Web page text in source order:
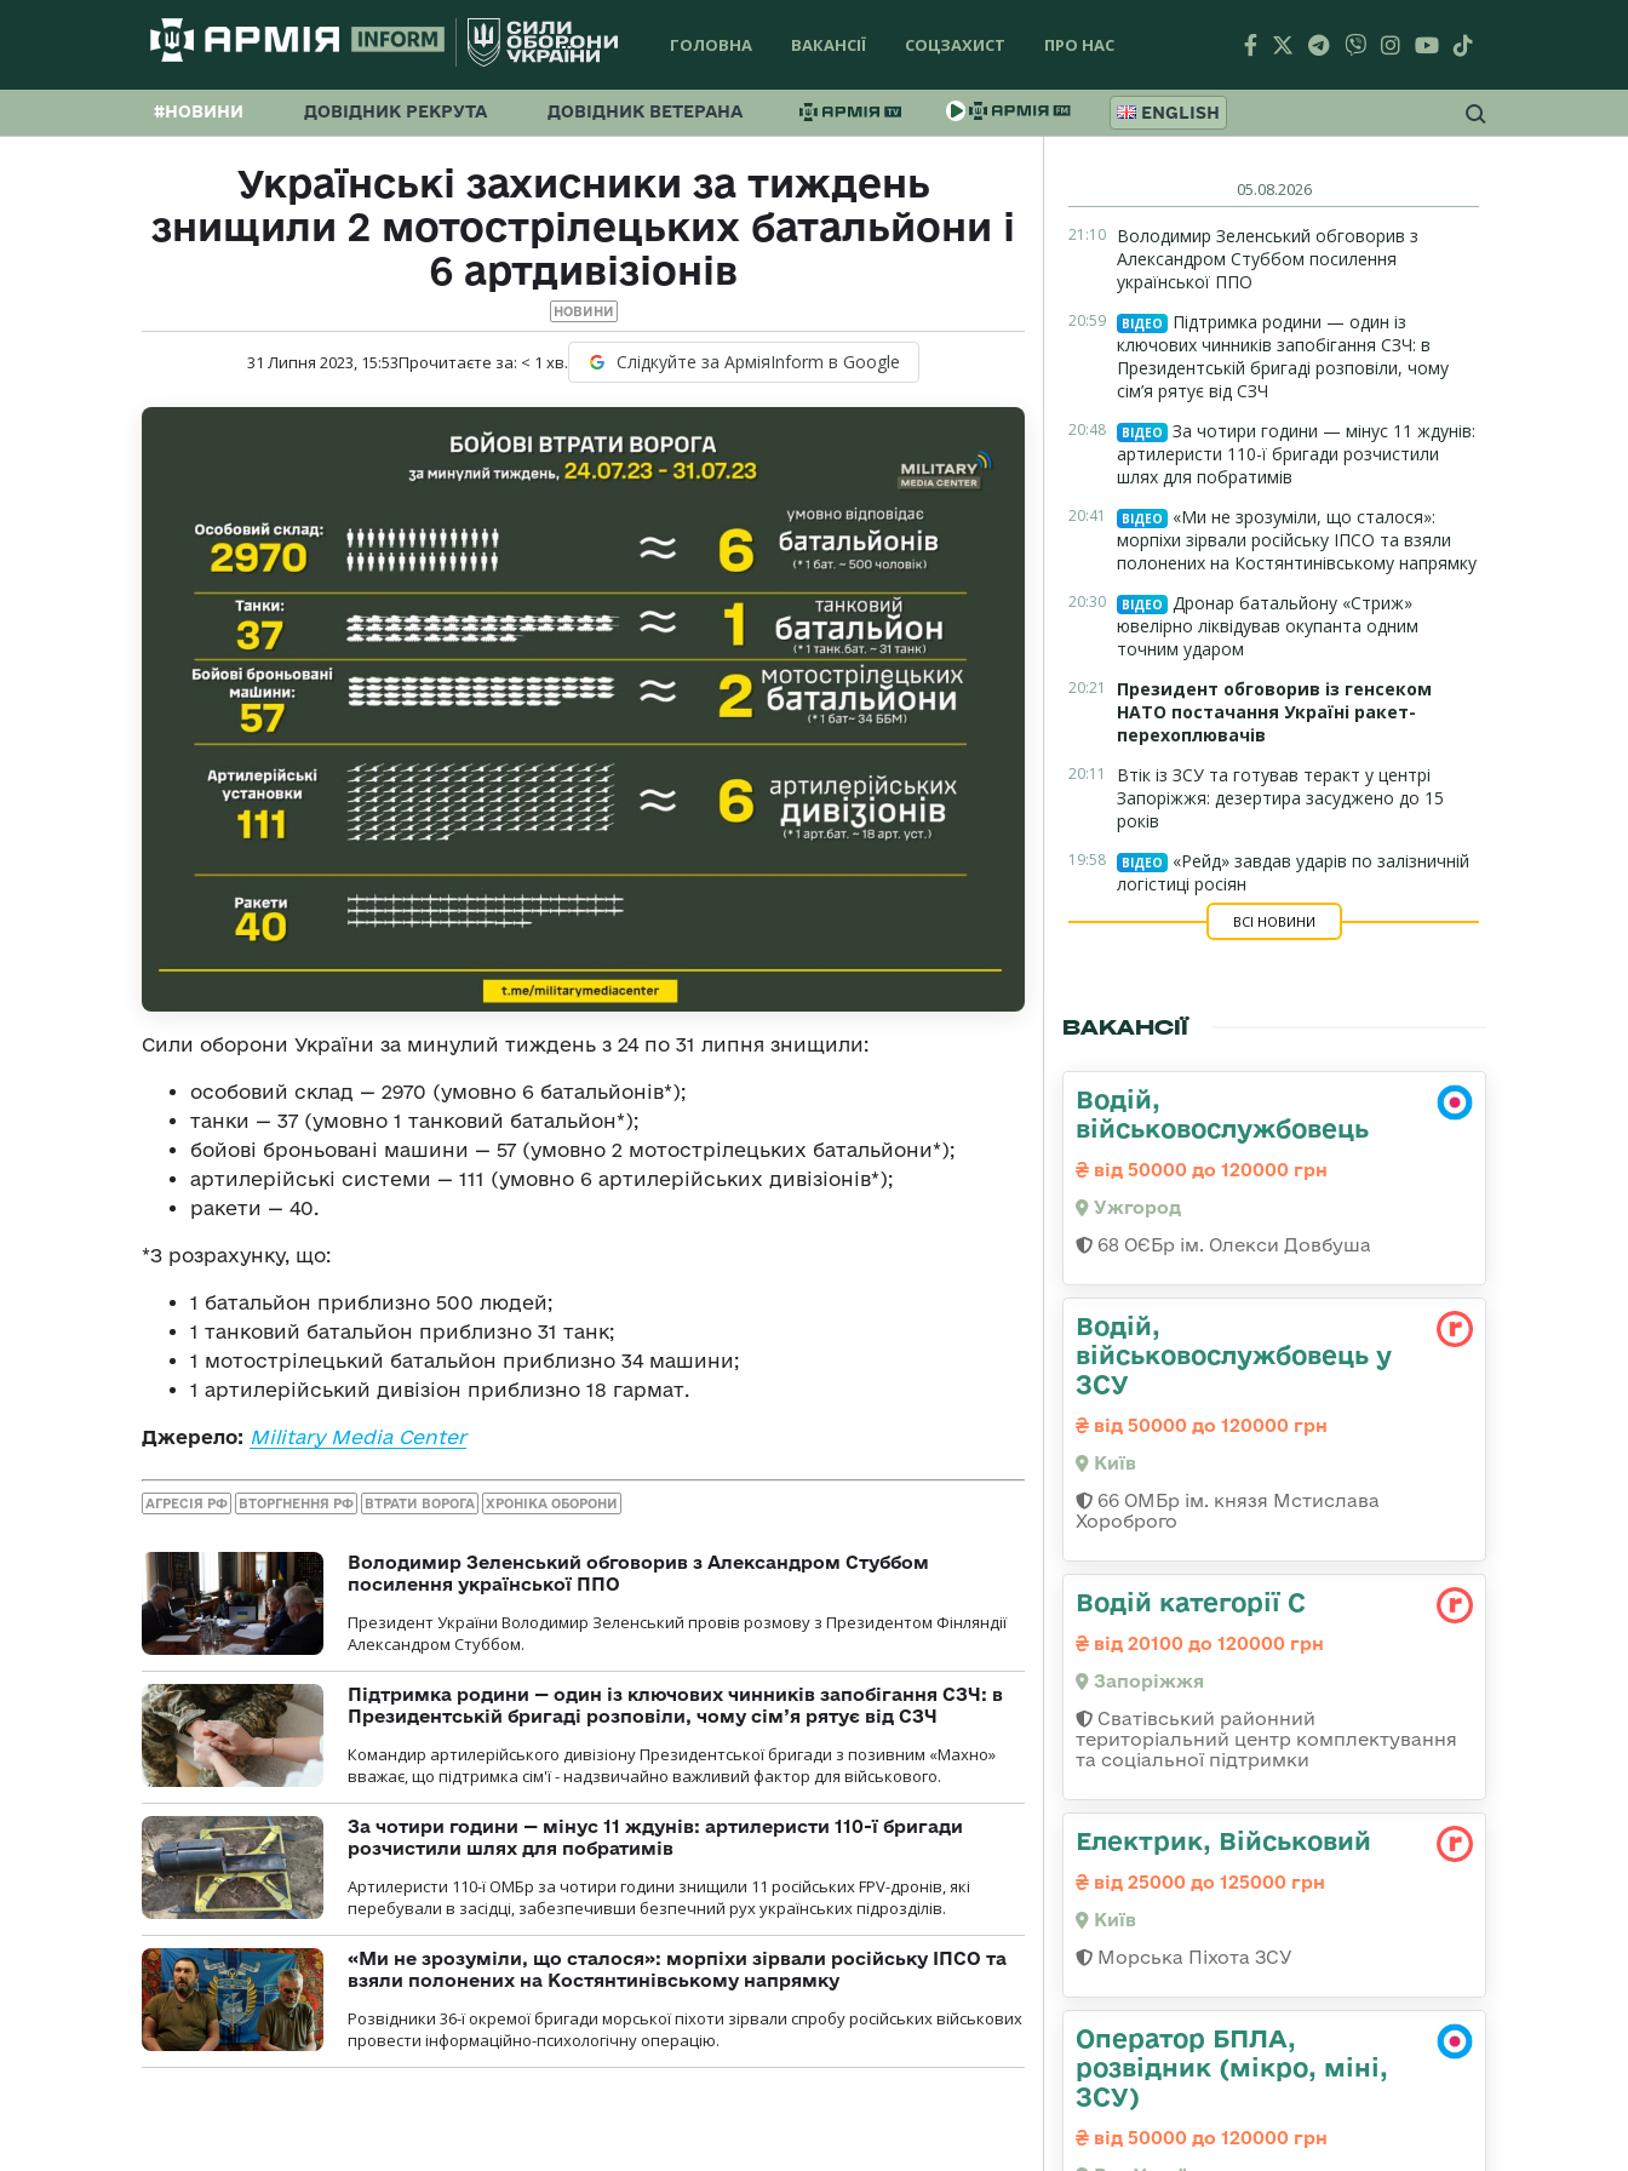
ГОЛОВНА ВАКАНСІЇ СОЦЗАХИСТ ПРО НАС
#НОВИНИ ДОВІДНИК РЕКРУТА ДОВІДНИК ВЕТЕРАНА ENGLISH
Українські захисники за тиждень
знищили 2 мотострілецьких батальйони і
6 артдивізіонів
НОВИНИ
31 Липня 2023, 15:53Прочитаєте за: < 1 хв. Слідкуйте за АрміяInform в Google
Сили оборони України за минулий тиждень з 24 по 31 липня знищили:
особовий склад — 2970 (умовно 6 батальйонів*);
танки — 37 (умовно 1 танковий батальйон*);
бойові броньовані машини — 57 (умовно 2 мотострілецьких батальйони*);
артилерійські системи — 111 (умовно 6 артилерійських дивізіонів*);
ракети — 40.
*З розрахунку, що:
1 батальйон приблизно 500 людей;
1 танковий батальйон приблизно 31 танк;
1 мотострілецький батальйон приблизно 34 машини;
1 артилерійський дивізіон приблизно 18 гармат.
Джерело: Military Media Center
АГРЕСІЯ РФ ВТОРГНЕННЯ РФ ВТРАТИ ВОРОГА ХРОНІКА ОБОРОНИ
Володимир Зеленський обговорив з Александром Стуббом
посилення української ППО
Президент України Володимир Зеленський провів розмову з Президентом Фінляндії
Александром Стуббом.
Підтримка родини — один із ключових чинників запобігання СЗЧ: в
Президентській бригаді розповіли, чому сім’я рятує від СЗЧ
Командир артилерійського дивізіону Президентської бригади з позивним «Махно»
вважає, що підтримка сім'ї - надзвичайно важливий фактор для військового.
За чотири години — мінус 11 ждунів: артилеристи 110-ї бригади
розчистили шлях для побратимів
Артилеристи 110-ї ОМБр за чотири години знищили 11 російських FPV-дронів, які
перебували в засідці, забезпечивши безпечний рух українських підрозділів.
«Ми не зрозуміли, що сталося»: морпіхи зірвали російську ІПСО та
взяли полонених на Костянтинівському напрямку
Розвідники 36-ї окремої бригади морської піхоти зірвали спробу російських військових
провести інформаційно-психологічну операцію.
05.08.2026
21:10 Володимир Зеленський обговорив з
Александром Стуббом посилення
української ППО
20:59 ВІДЕО
Підтримка родини — один із
ключових чинників запобігання СЗЧ: в
Президентській бригаді розповіли, чому
сім’я рятує від СЗЧ
20:48 ВІДЕО
За чотири години — мінус 11 ждунів:
артилеристи 110-ї бригади розчистили
шлях для побратимів
20:41 ВІДЕО
«Ми не зрозуміли, що сталося»:
морпіхи зірвали російську ІПСО та взяли
полонених на Костянтинівському напрямку
20:30 ВІДЕО
Дронар батальйону «Стриж»
ювелірно ліквідував окупанта одним
точним ударом
20:21
Президент обговорив із генсеком
НАТО постачання Україні ракет-
перехоплювачів
20:11
Втік із ЗСУ та готував теракт у центрі
Запоріжжя: дезертира засуджено до 15
років
19:58 ВІДЕО
«Рейд» завдав ударів по залізничній
логістиці росіян
ВСІ НОВИНИ
ВАКАНСІЇ
Водій,
військовослужбовець
від 50000 до 120000 грн
Ужгород
68 ОЄБр ім. Олекси Довбуша
Водій,
військовослужбовець у
ЗСУ
від 50000 до 120000 грн
Київ
66 ОМБр ім. князя Мстислава
Хороброго
Водій категорії С
від 20100 до 120000 грн
Запоріжжя
Сватівський районний
територіальний центр комплектування
та соціальної підтримки
Електрик, Військовий
від 25000 до 125000 грн
Київ
Морська Піхота ЗСУ
Оператор БПЛА,
розвідник (мікро, міні,
ЗСУ)
від 50000 до 120000 грн